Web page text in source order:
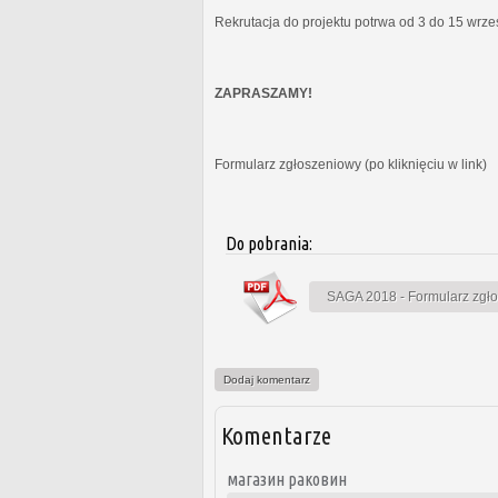
Rekrutacja do projektu potrwa od 3 do 15
ZAPRASZAMY!
Formularz zgłoszeniowy (po kliknięciu w link)
Do pobrania:
SAGA 2018 - Formularz
Dodaj komentarz
Komentarze
магазин раковин